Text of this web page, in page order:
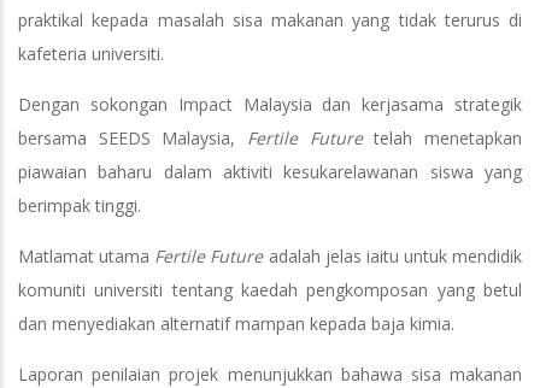
praktikal kepada masalah sisa makanan yang tidak terurus di
kafeteria universiti.
Dengan sokongan Impact Malaysia dan kerjasama strategik
bersama SEEDS Malaysia, Fertile Futuretelah menetapkan
piawaian baharu dalam aktiviti kesukarelawanan siswa yang
berimpak tinggi.
Matlamat utama Fertile Future adalah jelas iaitu untuk mendidik
komuniti universiti tentang kaedah pengkomposan yang betul
dan menyediakan alternatif mampan kepada baja kimia.
Laporan penilaian projek menunjukkan bahawa sisa makanan